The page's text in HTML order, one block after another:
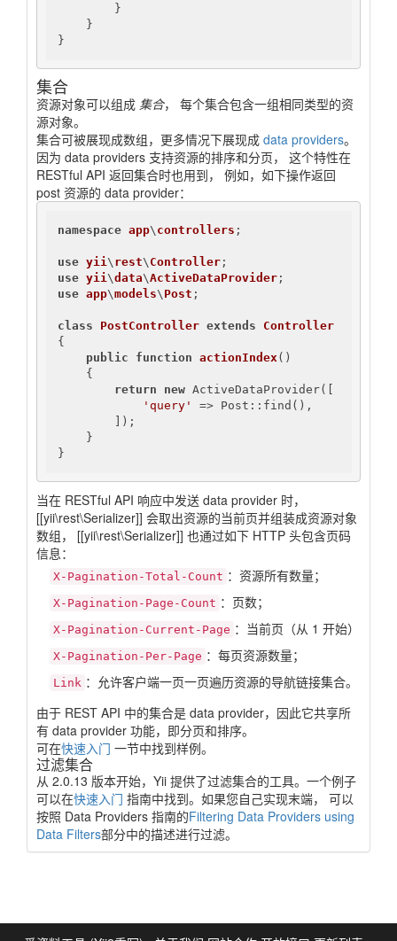
}
}
}
集合
资源对象可以组成 集合， 每个集合包含一组相同类型的资
源对象。
集合可被展现成数组，更多情况下展现成 data providers。
因为 data providers 支持资源的排序和分页， 这个特性在
RESTful API 返回集合时也用到， 例如，如下操作返回
post 资源的 data provider：
namespace app\ controllers ;
use yii \ rest\ Controller
use yii \data\ActiveDataProvider
use app\models\ Post ;
class PostController extends
Controller
{
public
function actionIndex ()
{
return
new ActiveDataProvider([
'query'
=> Post::find(),
]);
}
}
当在 RESTful API 响应中发送 data provider 时，
[[yii\rest\Serializer]] 会取出资源的当前页并组装成资源对象
数组， [[yii\rest\Serializer]] 也通过如下 HTTP 头包含页码
信息：
X-Pagination-Total-Count ：资源所有数量；
X-Pagination-Page-Count ：页数；
X-Pagination-Current-Page ：当前页（从 1 开始）；
X-Pagination-Per-Page ：每页资源数量；
Link ：允许客户端一页一页遍历资源的导航链接集合。
由于 REST API 中的集合是 data provider，因此它共享所
有 data provider 功能，即分页和排序。
可在快速入门 一节中找到样例。
过滤集合
从 2.0.13 版本开始，Yii 提供了过滤集合的工具。一个例子
可以在快速入门 指南中找到。如果您自己实现末端， 可以
按照 Data Providers 指南的Filtering Data Providers using
Data Filters部分中的描述进行过滤。